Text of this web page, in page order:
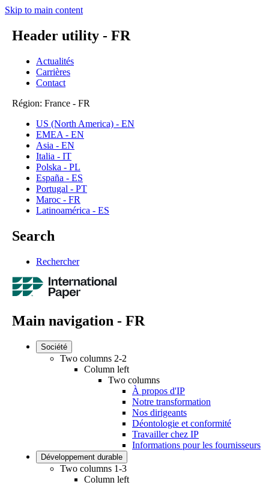
Skip to main content
Header utility - FR
Actualités
Carrières
Contact
Région: France - FR
US (North America) - EN
EMEA - EN
Asia - EN
Italia - IT
Polska - PL
España - ES
Portugal - PT
Maroc - FR
Latinoamérica - ES
Search
Rechercher
Main navigation - FR
Société
Two columns 2-2
Column left
Two columns
À propos d'IP
Notre transformation
Nos dirigeants
Déontologie et conformité
Travailler chez IP
Informations pour les fournisseurs
Développement durable
Two columns 1-3
Column left